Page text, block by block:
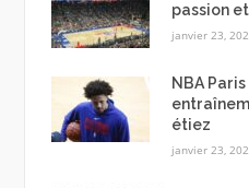
passion
janvier 23,
NBA
étiez
janvier 23,